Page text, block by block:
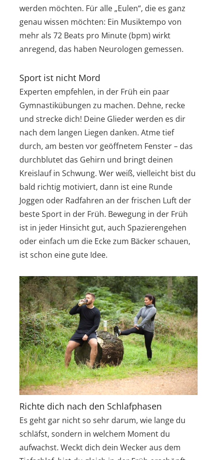
werden möchten. Für alle „Eulen“, die es ganz
genau wissen möchten: Ein Musiktempo von
mehr als 72 Beats pro Minute (bpm) wirkt
anregend, das haben Neurologen gemessen.
Sport ist nicht Mord
Experten empfehlen, in der Früh ein paar
Gymnastikübungen zu machen. Dehne, recke
und strecke dich! Deine Glieder werden es dir
nach dem langen Liegen danken. Atme tief
durch, am besten vor geöffnetem Fenster – das
durchblutet das Gehirn und bringt deinen
Kreislauf in Schwung. Wer weiß, vielleicht bist du
bald richtig motiviert, dann ist eine Runde
Joggen oder Radfahren an der frischen Luft der
beste Sport in der Früh. Bewegung in der Früh
ist in jeder Hinsicht gut, auch Spazierengehen
oder einfach um die Ecke zum Bäcker schauen,
ist schon eine gute Idee.
Richte dich nach den Schlafphasen
Es geht gar nicht so sehr darum, wie lange du
schläfst, sondern in welchem Moment du
aufwachst. Weckt dich dein Wecker aus dem